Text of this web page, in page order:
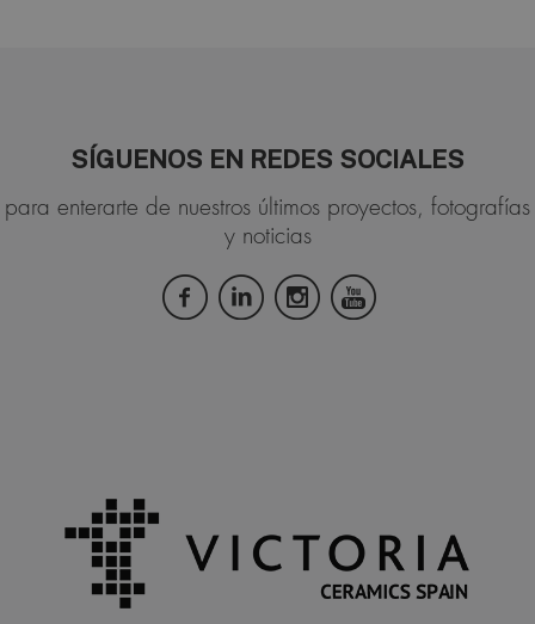
SÍGUENOS EN REDES SOCIALES
para enterarte de nuestros últimos proyectos, fotografías
y noticias